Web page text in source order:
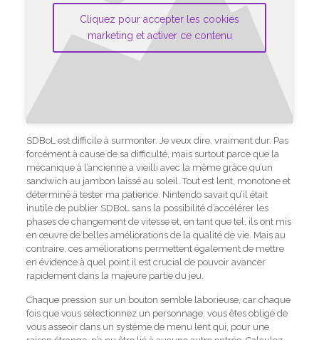
Cliquez pour accepter les cookies
marketing et activer ce contenu
SDBoL est difficile à surmonter. Je veux dire, vraiment dur. Pas
forcément à cause de sa difficulté, mais surtout parce que la
mécanique à l’ancienne a vieilli avec la même grâce qu’un
sandwich au jambon laissé au soleil. Tout est lent, monotone et
déterminé à tester ma patience. Nintendo savait qu’il était
inutile de publier SDBoL sans la possibilité d’accélérer les
phases de changement de vitesse et, en tant que tel, ils ont mis
en œuvre de belles améliorations de la qualité de vie. Mais au
contraire, ces améliorations permettent également de mettre
en évidence à quel point il est crucial de pouvoir avancer
rapidement dans la majeure partie du jeu.
Chaque pression sur un bouton semble laborieuse, car chaque
fois que vous sélectionnez un personnage, vous êtes obligé de
vous asseoir dans un système de menu lent qui, pour une